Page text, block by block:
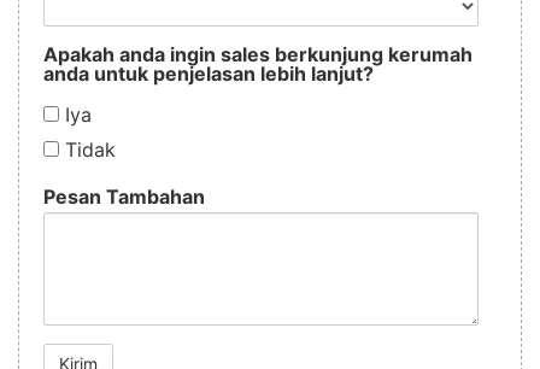
Apakah anda ingin sales berkunjung kerumah
anda untuk penjelasan lebih lanjut?
Iya
Tidak
Pesan Tambahan